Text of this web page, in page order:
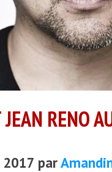
RENO
par